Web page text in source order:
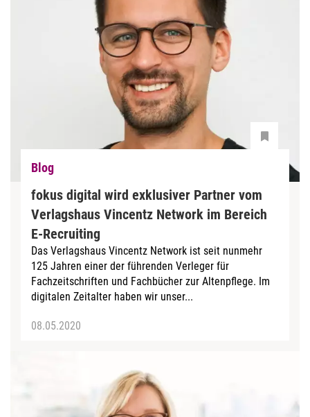
Blog
fokus digital wird exklusiver Partner vom
Verlagshaus Vincentz Network im Bereich
E-Recruiting
Das Verlagshaus Vincentz Network ist seit nunmehr
125 Jahren einer der führenden Verleger für
Fachzeitschriften und Fachbücher zur Altenpflege. Im
digitalen Zeitalter haben wir unser...
08.05.2020